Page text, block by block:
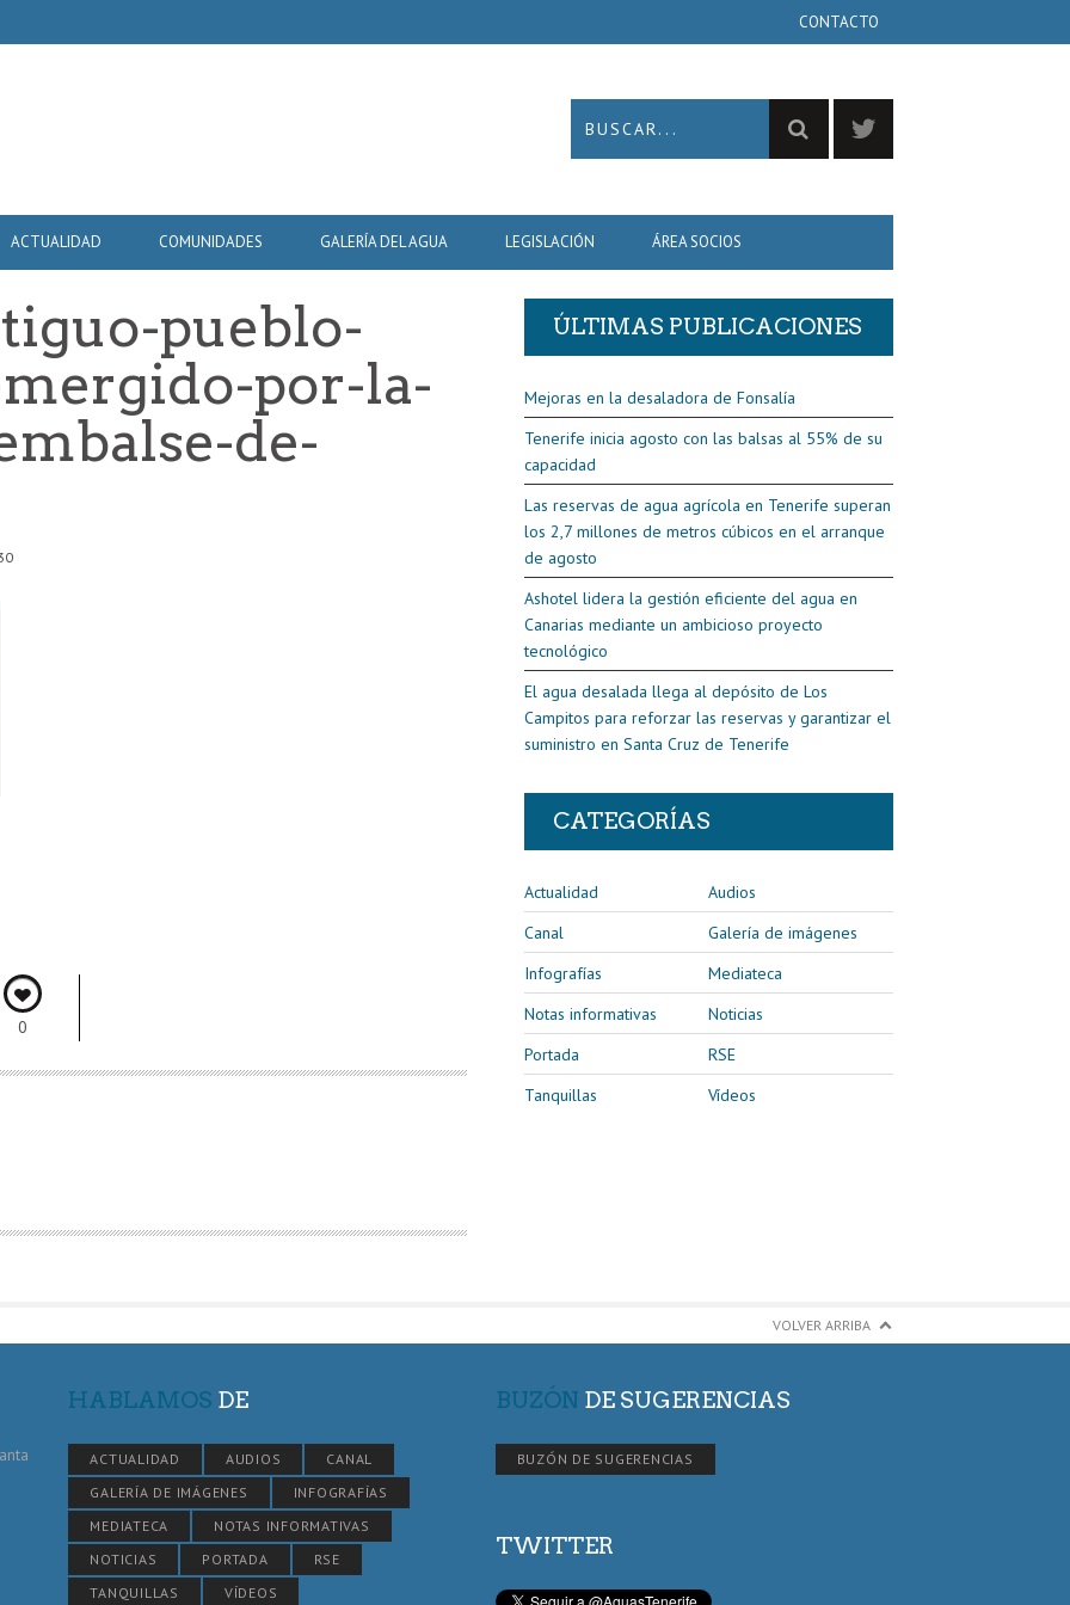
CONTACTO
ACTUALIDAD COMUNIDADES GALERÍA DEL AGUA LEGISLACIÓN ÁREA SOCIOS
pueblo-
por-la-
de-
0
ÚLTIMAS PUBLICACIONES
Mejoras en la desaladora de Fonsalía
Tenerife inicia agosto con las balsas al 55% de su
capacidad
Las reservas de agua agrícola en Tenerife superan
los 2,7 millones de metros cúbicos en el arranque
de agosto
Ashotel lidera la gestión eficiente del agua en
Canarias mediante un ambicioso proyecto
tecnológico
El agua desalada llega al depósito de Los
Campitos para reforzar las reservas y garantizar el
suministro en Santa Cruz de Tenerife
CATEGORÍAS
Actualidad
Audios
Canal
Galería de imágenes
Infografías
Mediateca
Notas informativas
Noticias
Portada
RSE
Tanquillas
Vídeos
VOLVER ARRIBA
HABLAMOS DE
ACTUALIDAD AUDIOS
CANAL
GALERÍA DE IMÁGENES
INFOGRAFÍAS
MEDIATECA
NOTAS INFORMATIVAS
NOTICIAS
PORTADA
RSE
TANQUILLAS
VÍDEOS
BUZÓN DE SUGERENCIAS
BUZÓN DE SUGERENCIAS
TWITTER